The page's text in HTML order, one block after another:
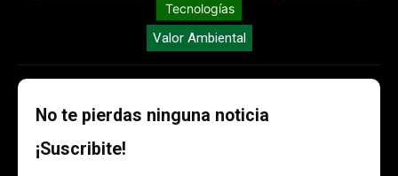
Tecnologías
Valor Ambiental
No te pierdas ninguna noticia
¡Suscribite!